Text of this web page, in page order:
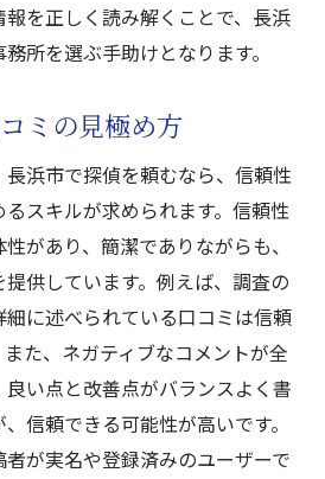
を正しく読み解くことで、長浜
所を選ぶ手助けとなります。
ミの見極め方
浜市で探偵を頼むなら、信頼性
スキルが求められます。信頼性
があり、簡潔でありながらも、
供しています。例えば、調査の
に述べられている口コミは信頼
た、ネガティブなコメントが全
い点と改善点がバランスよく書
信頼できる可能性が高いです。
が実名や登録済みのユーザーで